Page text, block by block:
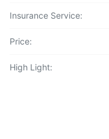
Insurance Service:
Price:
High Light: